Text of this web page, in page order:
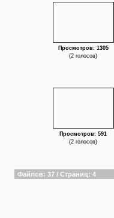
Просмотров: 1305
(2 голосов)
Просмотров: 591
(2 голосов)
Файлов: 37 / Страниц: 4